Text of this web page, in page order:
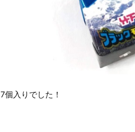
7個入りでした！